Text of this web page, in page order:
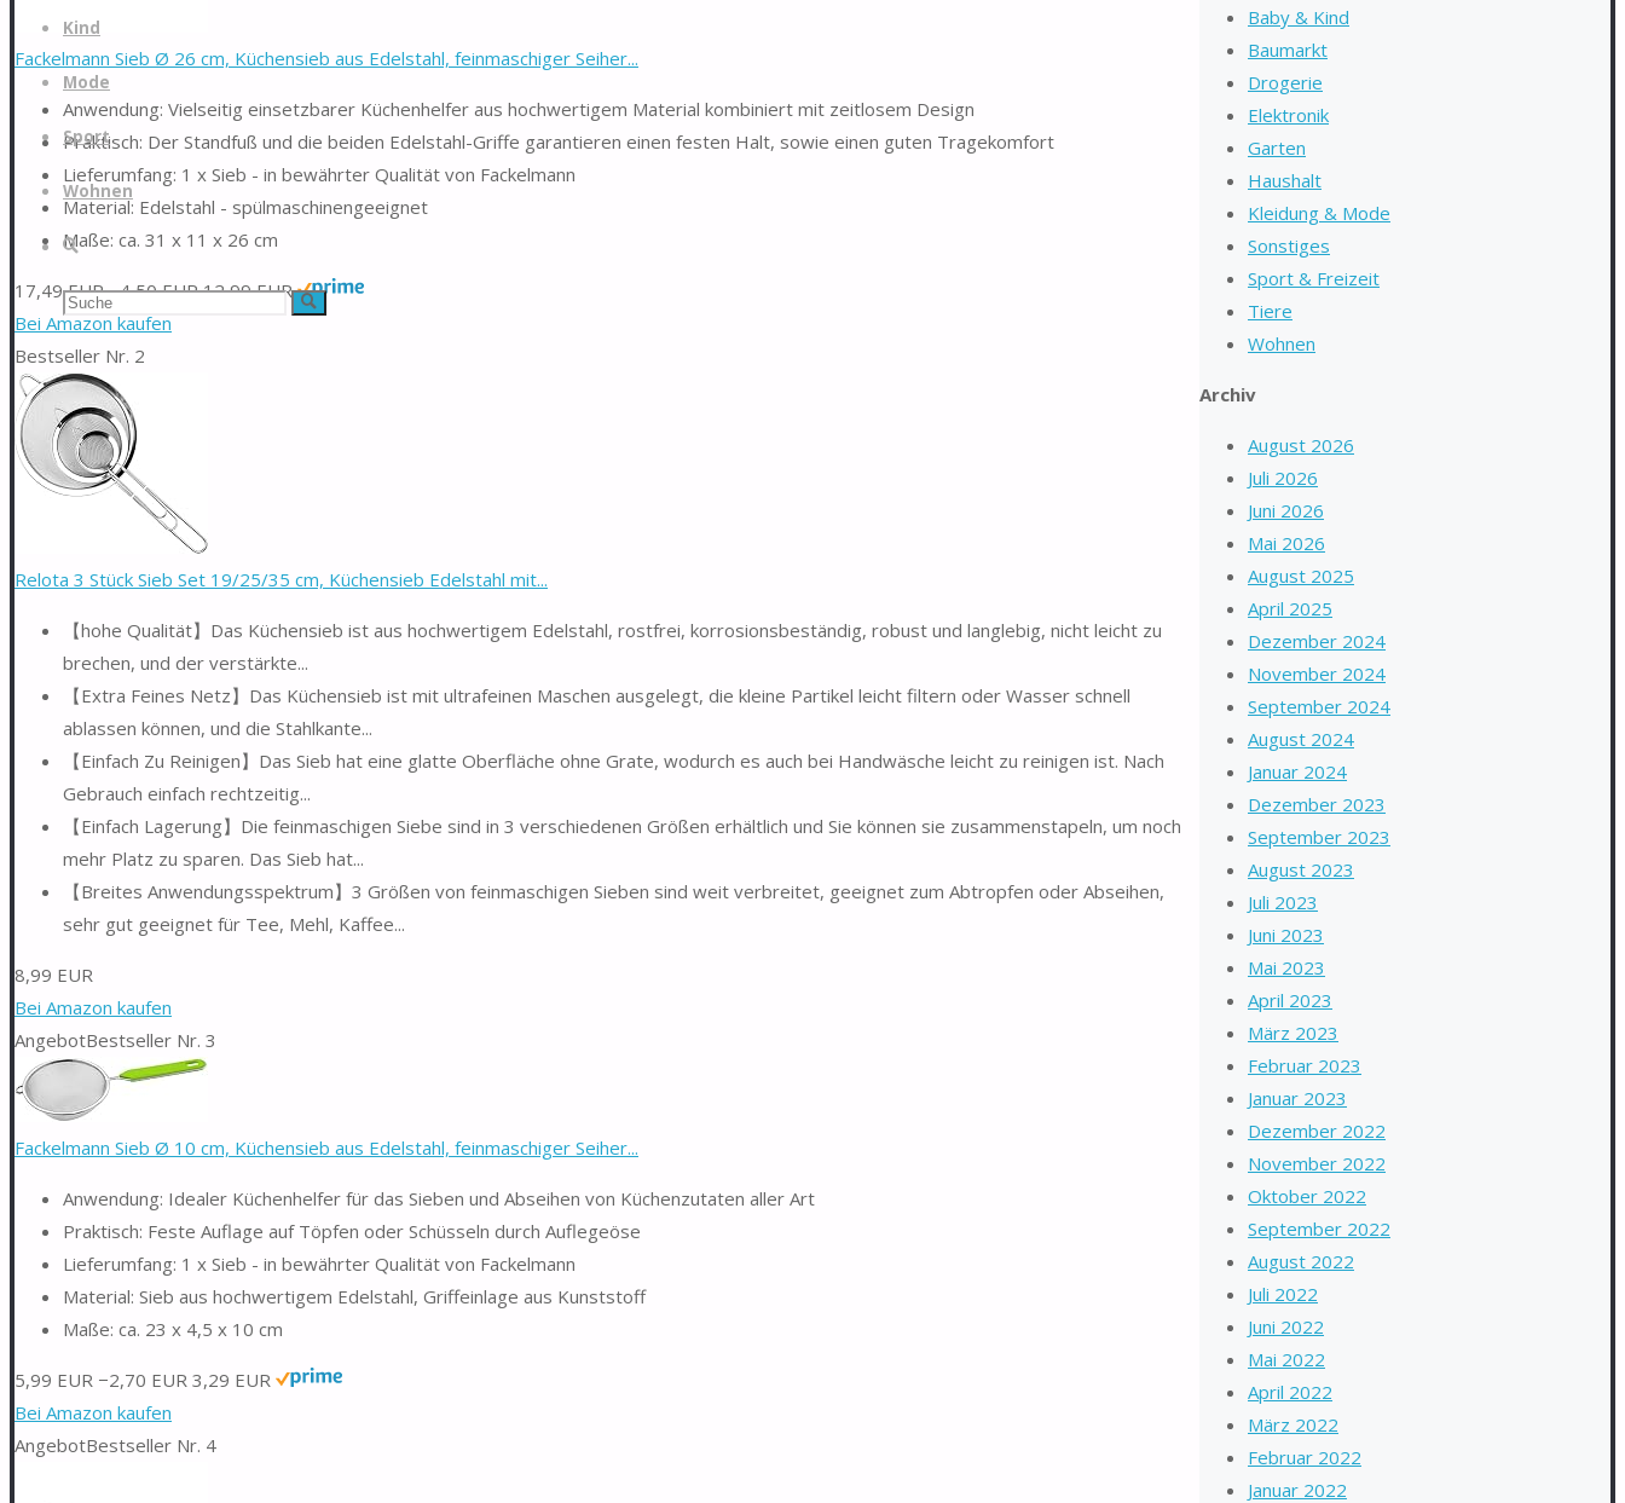
Kind
Mode
Sport
Wohnen
Suche
Suchen
nach:
Suche
Fackelmann Sieb Ø 26 cm, Küchensieb aus Edelstahl, feinmaschiger Seiher...
Anwendung: Vielseitig einsetzbarer Küchenhelfer aus hochwertigem Material kombiniert mit zeitlosem Design
Praktisch: Der Standfuß und die beiden Edelstahl-Griffe garantieren einen festen Halt, sowie einen guten Tragekomfort
Lieferumfang: 1 x Sieb - in bewährter Qualität von Fackelmann
Material: Edelstahl - spülmaschinengeeignet
Maße: ca. 31 x 11 x 26 cm
17,49 EUR −4,50 EUR 12,99 EUR
Bei Amazon kaufen
Bestseller Nr. 2
Relota 3 Stück Sieb Set 19/25/35 cm, Küchensieb Edelstahl mit...
【hohe Qualität】Das Küchensieb ist aus hochwertigem Edelstahl, rostfrei, korrosionsbeständig, robust und langlebig, nicht leicht zu
brechen, und der verstärkte...
【Extra Feines Netz】Das Küchensieb ist mit ultrafeinen Maschen ausgelegt, die kleine Partikel leicht filtern oder Wasser schnell
ablassen können, und die Stahlkante...
【Einfach Zu Reinigen】Das Sieb hat eine glatte Oberfläche ohne Grate, wodurch es auch bei Handwäsche leicht zu reinigen ist. Nach
Gebrauch einfach rechtzeitig...
【Einfach Lagerung】Die feinmaschigen Siebe sind in 3 verschiedenen Größen erhältlich und Sie können sie zusammenstapeln, um noch
mehr Platz zu sparen. Das Sieb hat...
【Breites Anwendungsspektrum】3 Größen von feinmaschigen Sieben sind weit verbreitet, geeignet zum Abtropfen oder Abseihen,
sehr gut geeignet für Tee, Mehl, Kaffee...
8,99 EUR
Bei Amazon kaufen
AngebotBestseller Nr. 3
Fackelmann Sieb Ø 10 cm, Küchensieb aus Edelstahl, feinmaschiger Seiher...
Anwendung: Idealer Küchenhelfer für das Sieben und Abseihen von Küchenzutaten aller Art
Praktisch: Feste Auflage auf Töpfen oder Schüsseln durch Auflegeöse
Lieferumfang: 1 x Sieb - in bewährter Qualität von Fackelmann
Material: Sieb aus hochwertigem Edelstahl, Griffeinlage aus Kunststoff
Maße: ca. 23 x 4,5 x 10 cm
5,99 EUR −2,70 EUR 3,29 EUR
Bei Amazon kaufen
AngebotBestseller Nr. 4
Baby & Kind
Baumarkt
Drogerie
Elektronik
Garten
Haushalt
Kleidung & Mode
Sonstiges
Sport & Freizeit
Tiere
Wohnen
Archiv
August 2026
Juli 2026
Juni 2026
Mai 2026
August 2025
April 2025
Dezember 2024
November 2024
September 2024
August 2024
Januar 2024
Dezember 2023
September 2023
August 2023
Juli 2023
Juni 2023
Mai 2023
April 2023
März 2023
Februar 2023
Januar 2023
Dezember 2022
November 2022
Oktober 2022
September 2022
August 2022
Juli 2022
Juni 2022
Mai 2022
April 2022
März 2022
Februar 2022
Januar 2022